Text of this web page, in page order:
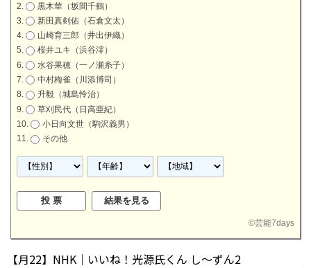
黒木華（坂間千鶴）
新田真剣佑（石倉文太）
山崎育三郎（井出伊織）
桜井ユキ（浜谷澪）
水谷果穂（一ノ瀬糸子）
中村梅雀（川添博司）
升毅（城島怜治）
草刈民代（日高亜紀）
小日向文世（駒沢義男）
その他
©芸能7days
【月22】NHK｜いいね！光源氏くん し～ずん2